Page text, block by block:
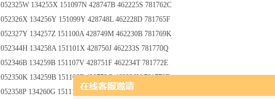
052325W 134255X 151097N 428747B 462225S 781762C
052326X 134256Y 151099Y 428748L 462228D 781765F
052327Y 134257Z 151100A 428749M 462230B 781769K
052344H 134258A 151101X 428750J 462233S 781770Q
052346B 134259B 151107V 428751F 462234T 781772E
052350K 134259B 151108E 428752G 462236V 781773F
052358P 134260G 151110T 428753H 462237W 781774G